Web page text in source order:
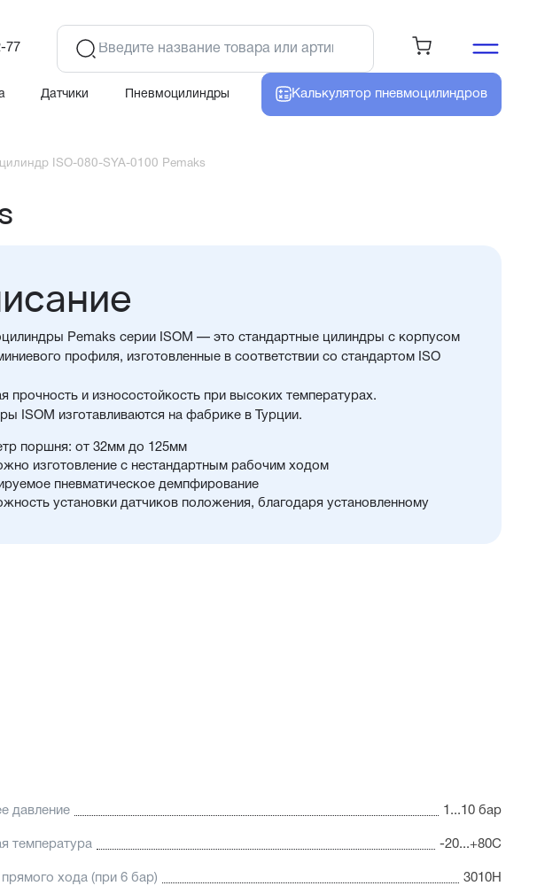
77
Датчики Пневмоцилиндры Калькулятор пневмоцилиндров
ISO-080-SYA-0100 Pemaks
Pemaks серии ISOM — это стандартные цилиндры с корпусом
профиля, изготовленные в соответствии со стандартом ISO
прочность и износостойкость при высоких температурах.
ISOM изготавливаются на фабрике в Турции.
поршня: от 32мм до 125мм
изготовление с нестандартным рабочим ходом
пневматическое демпфирование
установки датчиков положения, благодаря установленному
давление 1...10 бар
температура -20...+80С
прямого хода (при 6 бар) 3010Н